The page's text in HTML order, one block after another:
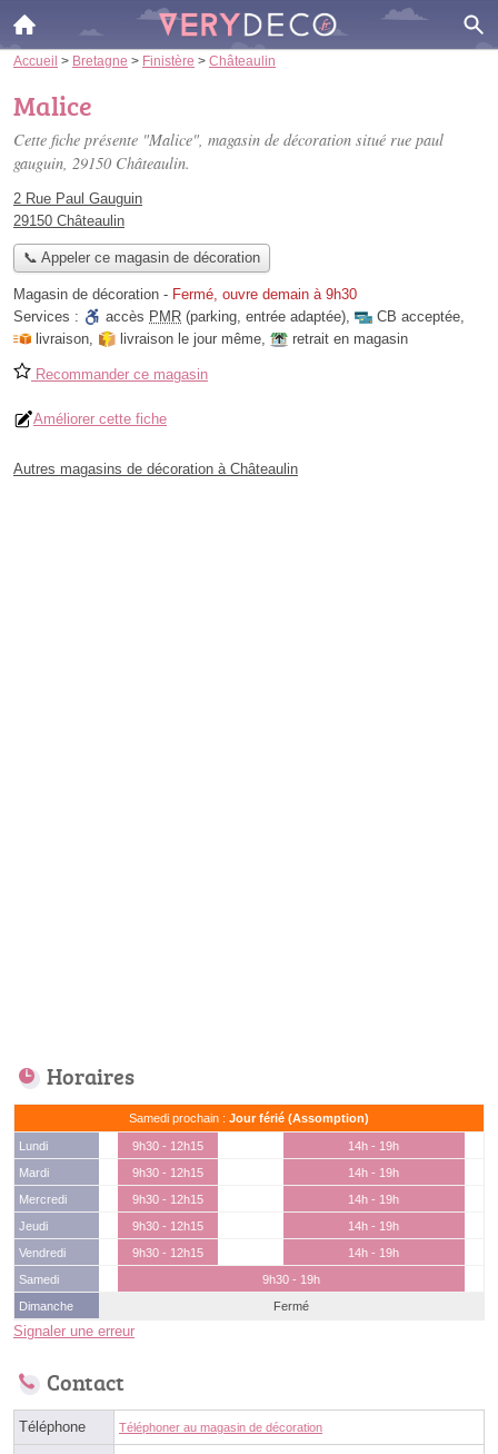
Accueil > Bretagne > Finistère > Châteaulin
Malice
Cette fiche présente "Malice", magasin de décoration situé rue paul
gauguin, 29150 Châteaulin.
2 Rue Paul Gauguin
29150 Châteaulin
📞 Appeler ce magasin de décoration
Magasin de décoration - Fermé, ouvre demain à 9h30
Services :
accès PMR (parking, entrée adaptée), CB acceptée,
livraison, livraison le jour même, retrait en magasin
Recommander ce magasin
Améliorer cette fiche
Autres magasins de décoration à Châteaulin
Horaires
Samedi prochain : Jour férié (Assomption)
Lundi 9h30 - 12h15
14h - 19h
Mardi
9h30 - 12h15
14h - 19h
Mercredi
9h30 - 12h15
14h - 19h
Jeudi
9h30 - 12h15
14h - 19h
Vendredi
9h30 - 12h15
14h - 19h
Samedi
9h30 - 19h
Dimanche
Fermé
Signaler une erreur
Contact
Téléphone Téléphoner au magasin de décoration